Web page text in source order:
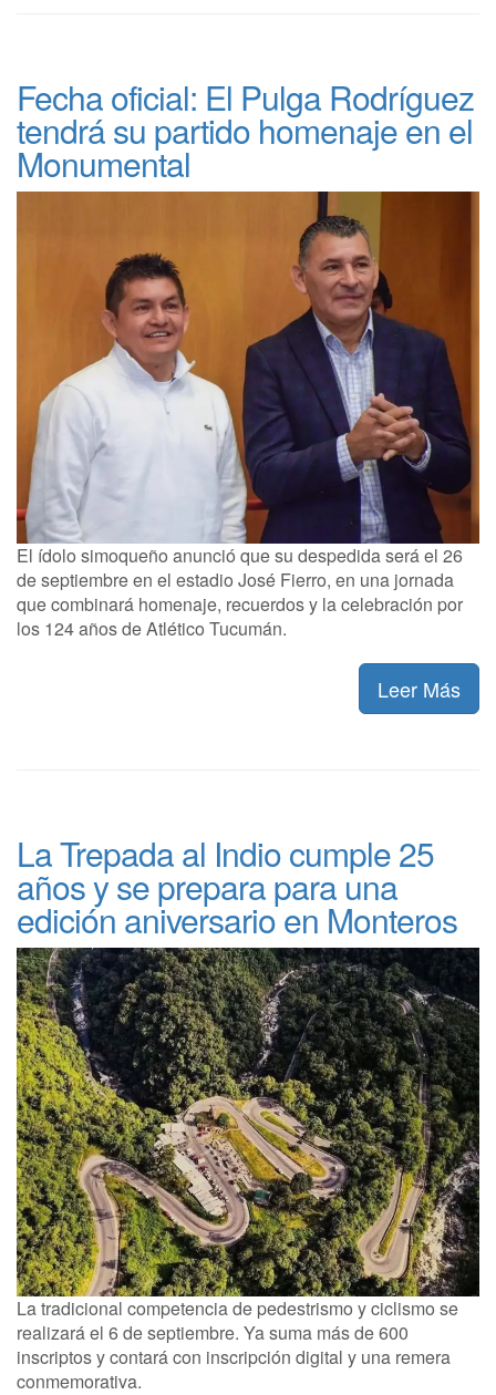
Fecha oficial: El Pulga Rodríguez
tendrá su partido homenaje en el
Monumental
El ídolo simoqueño anunció que su despedida será el 26
de septiembre en el estadio José Fierro, en una jornada
que combinará homenaje, recuerdos y la celebración por
los 124 años de Atlético Tucumán.
Leer Más
La Trepada al Indio cumple 25
años y se prepara para una
edición aniversario en Monteros
La tradicional competencia de pedestrismo y ciclismo se
realizará el 6 de septiembre. Ya suma más de 600
inscriptos y contará con inscripción digital y una remera
conmemorativa.